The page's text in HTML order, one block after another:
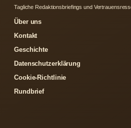
Tagliche Redaktionsbriefings und
Über uns
Kontakt
Geschichte
Datenschutzerklärung
Cookie-Richtlinie
Rundbrief